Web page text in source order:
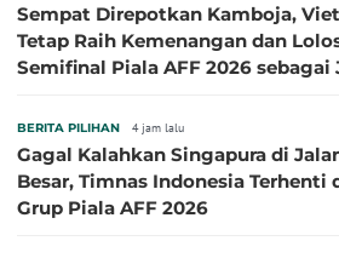
Sempat Direpotkan Kamboja,
Tetap Raih Kemenangan dan
Semifinal Piala AFF 2026 sebagai
BERITA PILIHAN 4 jam lalu
Gagal Kalahkan Singapura di
Besar, Timnas Indonesia Terhenti
Grup Piala AFF 2026